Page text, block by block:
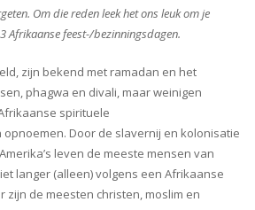
Om die reden leek het ons leuk om je
Afrikaanse feest-/bezinningsdagen.
zijn bekend met ramadan en het
phagwa en divali, maar weinigen
spirituele
Door de slavernij en kolonisatie
leven de meeste mensen van
langer (alleen) volgens een Afrikaanse
zijn de meesten christen, moslim en